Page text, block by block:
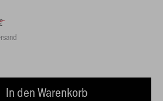
In den Warenkorb